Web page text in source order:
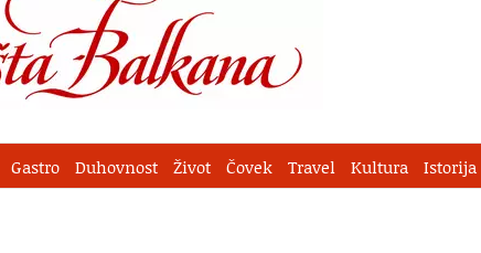
Gastro Duhovnost Život Čovek Travel Kultura Istorija